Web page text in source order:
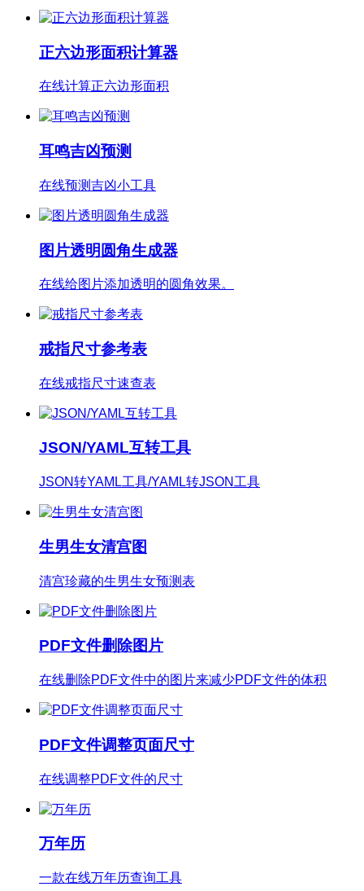
正六边形面积计算器
在线计算正六边形面积
耳鸣吉凶预测
在线预测吉凶小工具
图片透明圆角生成器
在线给图片添加透明的圆角效果。
戒指尺寸参考表
在线戒指尺寸速查表
JSON/YAML互转工具
JSON转YAML工具/YAML转JSON工具
生男生女清宫图
清宫珍藏的生男生女预测表
PDF文件删除图片
在线删除PDF文件中的图片来减少PDF文件的体积
PDF文件调整页面尺寸
在线调整PDF文件的尺寸
万年历
一款在线万年历查询工具